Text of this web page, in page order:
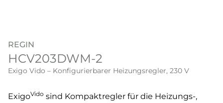
REGIN
HCV203DWM-2
Exigo Vido – Konfigurierbarer Heizungsregler, 230 V
ExigoVido sind Kompaktregler für die Heizungs-,